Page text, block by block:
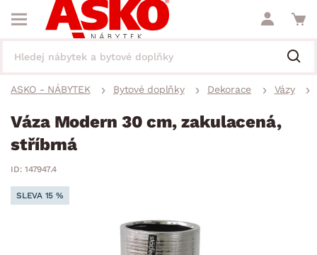
ASKO - NÁBYTEK Bytové doplňky Dekorace Vázy
Váza Modern 30 cm, zakulacená,
stříbrná
ID: 147947.4
SLEVA 15 %